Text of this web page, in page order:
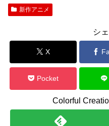
新作アニメ
シ
X
Pocket
Colorful